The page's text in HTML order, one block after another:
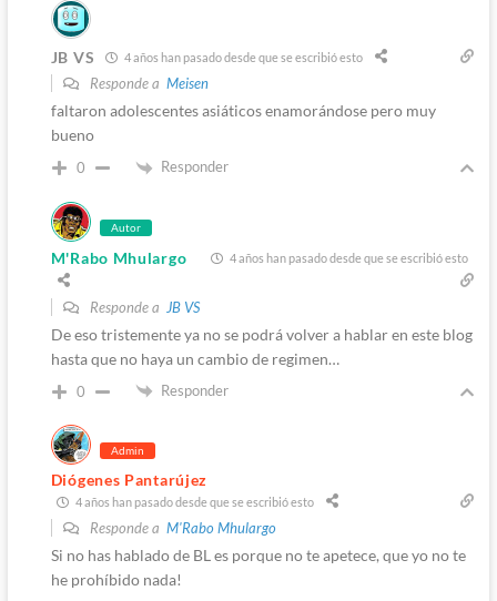
JB VS 4 años han pasado desde que se escribió esto
Responde a Meisen
faltaron adolescentes asiáticos enamorándose pero muy
bueno
0 Responder
Autor
M'Rabo Mhulargo 4 años han pasado desde que se escribió esto
Responde a JB VS
De eso tristemente ya no se podrá volver a hablar en este blog
hasta que no haya un cambio de regimen…
0 Responder
Admin
Diógenes Pantarújez
4 años han pasado desde que se escribió esto
Responde a M'Rabo Mhulargo
Si no has hablado de BL es porque no te apetece, que yo no te
he prohíbido nada!